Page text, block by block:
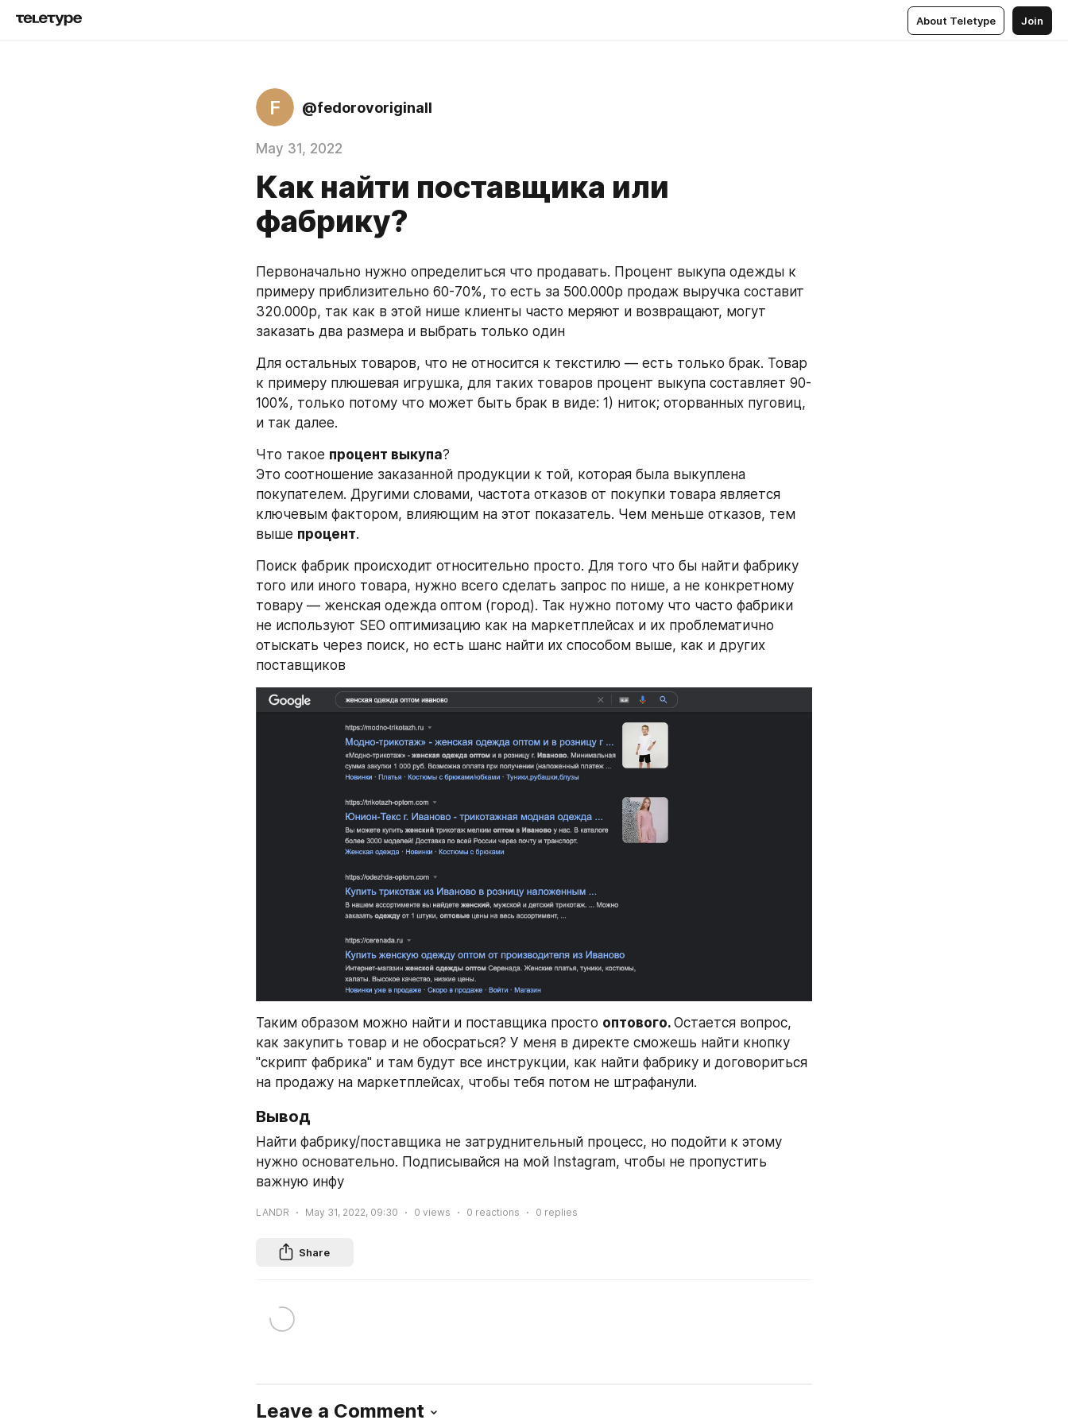
About Teletype Join
F @fedorovoriginall
May 31, 2022
Как найти поставщика или
фабрику?
Первоначально нужно определиться что продавать. Процент выкупа одежды к
примеру приблизительно 60-70%, то есть за 500.000р продаж выручка составит
320.000р, так как в этой нише клиенты часто меряют и возвращают, могут
заказать два размера и выбрать только один
Для остальных товаров, что не относится к текстилю — есть только брак. Товар
к примеру плюшевая игрушка, для таких товаров процент выкупа составляет 90-
100%, только потому что может быть брак в виде: 1) ниток; оторванных пуговиц,
и так далее.
Что такое процент выкупа?
Это соотношение заказанной продукции к той, которая была выкуплена
покупателем. Другими словами, частота отказов от покупки товара является
ключевым фактором, влияющим на этот показатель. Чем меньше отказов, тем
выше процент.
Поиск фабрик происходит относительно просто. Для того что бы найти фабрику
того или иного товара, нужно всего сделать запрос по нише, а не конкретному
товару — женская одежда оптом (город). Так нужно потому что часто фабрики
не используют SEO оптимизацию как на маркетплейсах и их проблематично
отыскать через поиск, но есть шанс найти их способом выше, как и других
поставщиков
Таким образом можно найти и поставщика просто оптового. Остается вопрос,
как закупить товар и не обосраться? У меня в директе сможешь найти кнопку
"скрипт фабрика" и там будут все инструкции, как найти фабрику и договориться
на продажу на маркетплейсах, чтобы тебя потом не штрафанули.
Вывод
Найти фабрику/поставщика не затруднительный процесс, но подойти к этому
нужно основательно. Подписывайся на мой Instagram, чтобы не пропустить
важную инфу
LANDR May 31, 2022, 09:30 0 views 0 reactions 0 replies
Share
Leave a Comment